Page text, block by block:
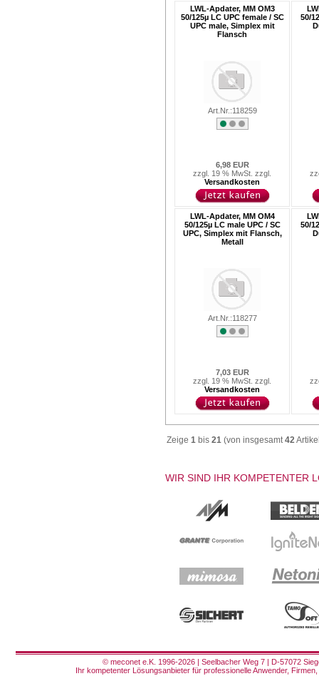
LWL-Apdater, MM OM3
50/125µ LC UPC female / SC
UPC male, Simplex mit
Flansch
Art.Nr.:118259
6,98 EUR
zzgl. 19 % MwSt. zzgl.
Versandkosten
50/
LWL-Apdater, MM OM4
50/125µ LC male UPC / SC
UPC, Simplex mit Flansch,
Metall
Art.Nr.:118277
7,03 EUR
zzgl. 19 % MwSt. zzgl.
Versandkosten
50/
Zeige 1 bis 21 (von insgesamt42
WIR SIND IHR KOMPETENTER
© meconet e.K. 1996-2026 | Seelbacher Weg 7 | D-57072
Ihr kompetenter Lösungsanbieter für professionelle Anwender,